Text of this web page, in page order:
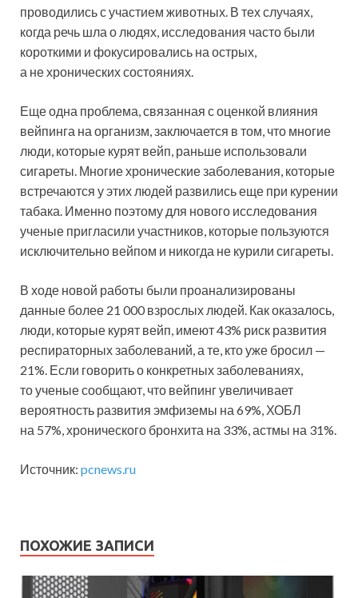
проводились с участием животных. В тех случаях,
когда речь шла о людях, исследования часто были
короткими и фокусировались на острых,
а не хронических состояниях.
Еще одна проблема, связанная с оценкой влияния
вейпинга на организм, заключается в том, что многие
люди, которые курят вейп, раньше использовали
сигареты. Многие хронические заболевания, которые
встречаются у этих людей развились еще при курении
табака. Именно поэтому для нового исследования
ученые пригласили участников, которые пользуются
исключительно вейпом и никогда не курили сигареты.
В ходе новой работы были проанализированы
данные более 21 000 взрослых людей. Как оказалось,
люди, которые курят вейп, имеют 43% риск развития
респираторных заболеваний, а те, кто уже бросил —
21%. Если говорить о конкретных заболеваниях,
то ученые сообщают, что вейпинг увеличивает
вероятность развития эмфиземы на 69%, ХОБЛ
на 57%, хронического бронхита на 33%, астмы на 31%.
Источник: pcnews.ru
ПОХОЖИЕ ЗАПИСИ